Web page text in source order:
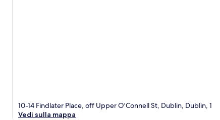
10-14 Findlater Place, off Upper O'Connell St, Dublin, Dublin, 1
Vedi sulla mappa